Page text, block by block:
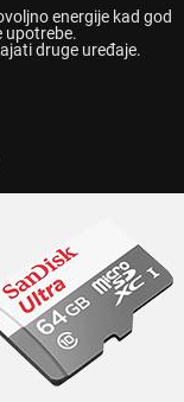
energije kad god
upotrebe.
druge uređaje.